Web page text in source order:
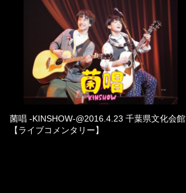
菌唱 -KINSHOW-@2016.4.23 千葉県文化会館
【ライブコメンタリー】